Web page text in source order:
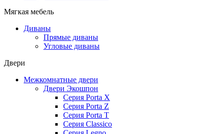
Мягкая мебель
Диваны
Прямые диваны
Угловые диваны
Двери
Межкомнатные двери
Двери Экошпон
Серия Porta X
Серия Porta Z
Серия Porta T
Серия Classico